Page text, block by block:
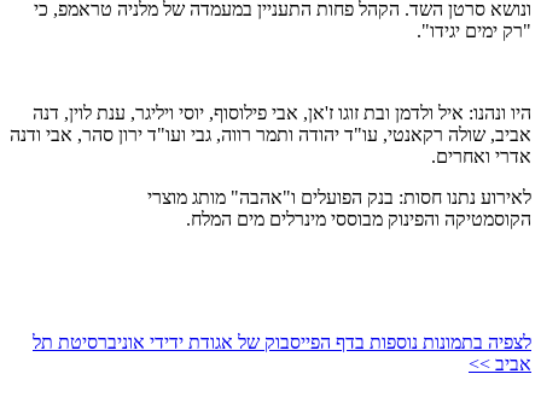
ונושא סרטן השד. הקהל פחות התעניין במעמדה של מלניה טראמפ, כי
"רק ימים יגידו".
היו ונהנו: איל ולדמן ובת זוגו ז'אן, אבי פילוסוף, יוסי ויליגר, ענת לוין, דנה
אביב, שולה רקאנטי, עו"ד יהודה ותמר רווה, גבי ועו"ד ירון סהר, אבי ודנה
אדרי ואחרים.
לאירוע נתנו חסות: בנק הפועלים ו"אהבה" מותג מוצרי
הקוסמטיקה והפינוק מבוססי מינרלים מים המלח.
לצפיה בתמונות נוספות בדף הפייסבוק של אגודת ידידי אוניברסיטת תל
אביב >>